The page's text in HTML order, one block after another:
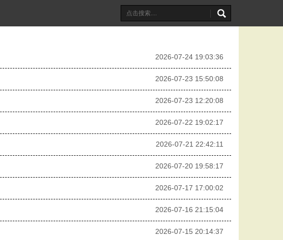
2026-07-24 19:03:36
2026-07-23 15:50:08
2026-07-23 12:20:08
2026-07-22 19:02:17
2026-07-21 22:42:11
2026-07-20 19:58:17
2026-07-17 17:00:02
2026-07-16 21:15:04
2026-07-15 20:14:37